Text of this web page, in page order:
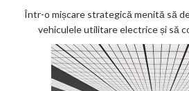
Într-o mișcare strategică menită să
vehiculele utilitare electrice și să